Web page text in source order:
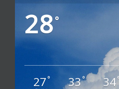
28°
27° 33° 34°